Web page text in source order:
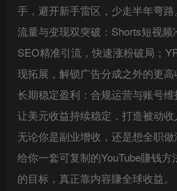
手，避开新手雷区，少走半年弯路。
流量与变现双突破：Shorts短视频
SEO精准引流，快速涨粉破局；
现拓展，解锁广告分成之外的更高
长期稳定盈利：合规运营与账号维
让美元收益持续稳定，打造被动收
无论你是副业增收，还是想全职
给你一套可复制的YouTube賺钱
的目标，真正靠内容賺全球收益。